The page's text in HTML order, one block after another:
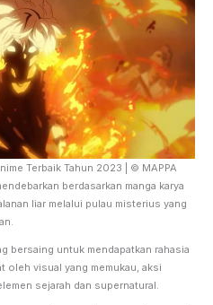
Terbaik Tahun 2023 | © MAPPA
berdasarkan manga karya
liar melalui pulau misterius yang
bersaing untuk mendapatkan rahasia
oleh visual yang memukau, aksi
sejarah dan supernatural.